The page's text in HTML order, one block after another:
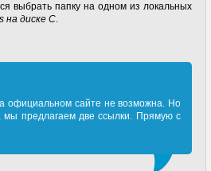
выбрать папку на одном из локальных
на диске C.
официальном сайте не возможна. Но
мы предлагаем две ссылки. Прямую с